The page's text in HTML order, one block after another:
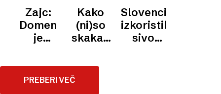
težave
nisem
niti
sanjal"
življenja
čakajo
razmere,
ki mu
letala
okrnili
slovensko
za
zmago
POLETIH
Zajc:
Domen
je
številka
ena
Kako
(ni)so
skakali
v prvi
polovici
Slovenci
izkoristili
sivo
PREBERI VEČ